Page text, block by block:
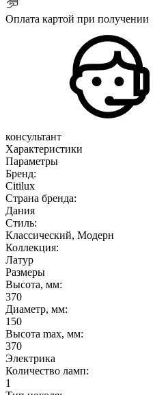
Оплата картой при получении
консультант
Характеристики
Параметры
Бренд:
Citilux
Страна бренда:
Дания
Стиль:
Классический, Модерн
Коллекция:
Латур
Размеры
Высота, мм:
370
Диаметр, мм:
150
Высота max, мм:
370
Электрика
Количество ламп:
1